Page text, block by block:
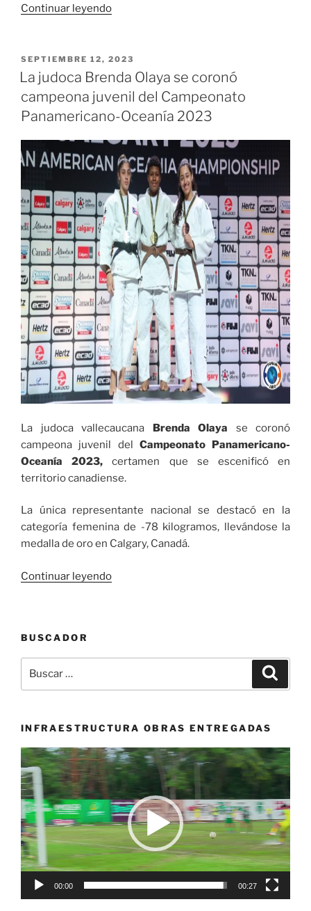
Continuar leyendo«Colombia
medallas
en
el Campeonato
Suramericano
de
Gimnasia
Artística
celebrado
en
Cali»
PUBLICADO
EL
SEPTIEMBRE 12, 2023
La judoca Brenda Olaya se coronó
campeona juvenil del Campeonato
Panamericano-Oceanía 2023
La judoca vallecaucana Brenda Olaya se coronó
campeona juvenil del Campeonato Panamericano-
Oceanía 2023,certamen que se escenificó en
territorio canadiense.
La única representante nacional se destacó en la
categoría femenina de -78 kilogramos, llevándose la
medalla de oro en Calgary, Canadá.
Continuar leyendo«La
campeona
del Campeonato
Oceanía
BUSCADOR
por:
INFRAESTRUCTURA OBRAS ENTREGADAS
Reproductor
de
vídeo
00:00 00:27